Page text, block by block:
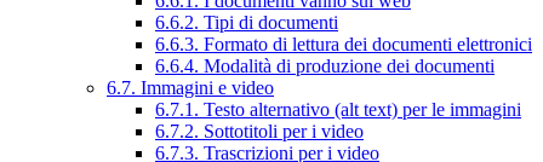
6.6.2. Tipi di documenti
6.6.3. Formato di lettura dei documenti elettronici
6.6.4. Modalità di produzione dei documenti
6.7. Immagini e video
6.7.1. Testo alternativo (alt text) per le immagini
6.7.2. Sottotitoli per i video
6.7.3. Trascrizioni per i video